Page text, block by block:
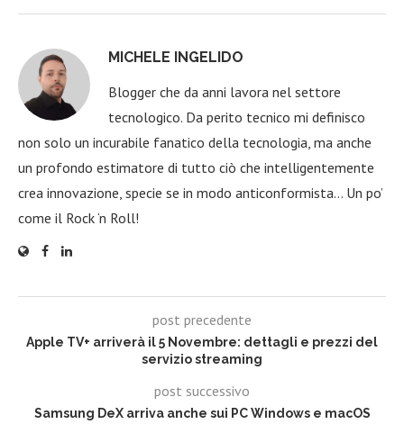
MICHELE INGELIDO
Blogger che da anni lavora nel settore
tecnologico. Da perito tecnico mi definisco
non solo un incurabile fanatico della tecnologia, ma anche
un profondo estimatore di tutto ciò che intelligentemente
crea innovazione, specie se in modo anticonformista… Un po’
come il Rock ‘n Roll!
post precedente
Apple TV+ arriverà il 5 Novembre: dettagli e prezzi del
servizio streaming
post successivo
Samsung DeX arriva anche sui PC Windows e macOS